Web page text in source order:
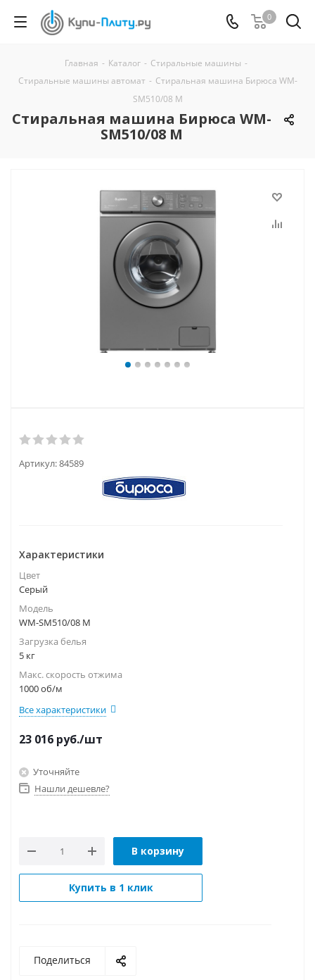
0
Главная - Каталог - Стиральные машины -
Стиральные машины автомат - Стиральная машина Бирюса WM-
SM510/08 M
Стиральная машина Бирюса WM-
SM510/08 M
Артикул:84589
Характеристики
Цвет
Серый
Модель
WM-SM510/08 M
Загрузка белья
5 кг
Макс. скорость отжима
1000 об/м
Все характеристики
23 016 руб./шт
Уточняйте
Нашли дешевле?
В корзину
Купить в 1 клик
Поделиться